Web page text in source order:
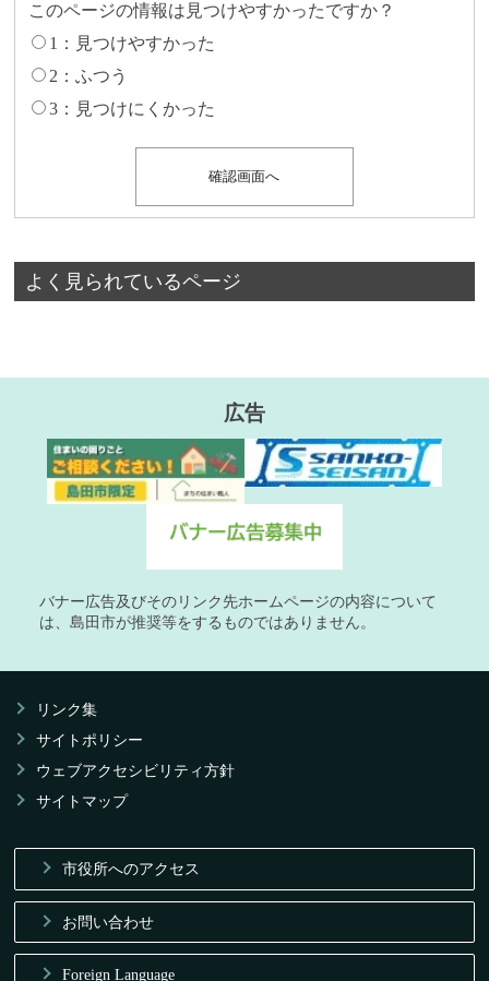
このページの情報は見つけやすかったですか？
1：見つけやすかった
2：ふつう
3：見つけにくかった
よく見られているページ
広告
バナー広告及びそのリンク先ホームページの内容について
は、島田市が推奨等をするものではありません。
リンク集
サイトポリシー
ウェブアクセシビリティ方針
サイトマップ
市役所へのアクセス
お問い合わせ
Foreign Language